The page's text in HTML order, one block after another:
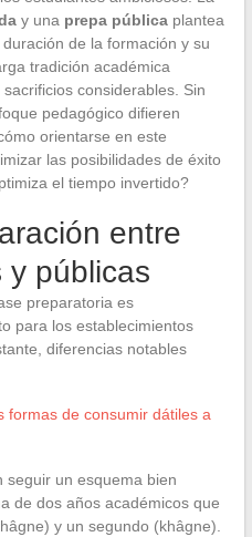
y una prepa públicaplantea
de la formación y su
tradición académica
considerables. Sin
pedagógico difieren
orientarse en este
las posibilidades de éxito
el tiempo invertido?
entre
y públicas
preparatoria es
para los establecimientos
diferencias notables
formas de consumir dátiles a
seguir un esquema bien
de dos años académicos que
y un segundo (khâgne).